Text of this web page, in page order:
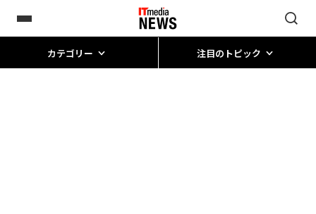
カテゴリー 注目のトピック